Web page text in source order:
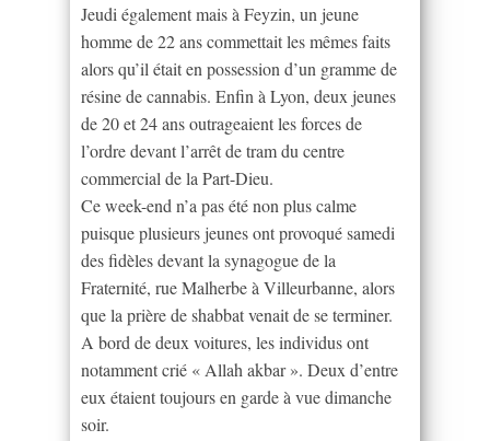
Jeudi également mais à Feyzin, un jeune
homme de 22 ans commettait les mêmes faits
alors qu’il était en possession d’un gramme de
résine de cannabis. Enfin à Lyon, deux jeunes
de 20 et 24 ans outrageaient les forces de
l’ordre devant l’arrêt de tram du centre
commercial de la Part-Dieu.
Ce week-end n’a pas été non plus calme
puisque plusieurs jeunes ont provoqué samedi
des fidèles devant la synagogue de la
Fraternité, rue Malherbe à Villeurbanne, alors
que la prière de shabbat venait de se terminer.
A bord de deux voitures, les individus ont
notamment crié « Allah akbar ». Deux d’entre
eux étaient toujours en garde à vue dimanche
soir.